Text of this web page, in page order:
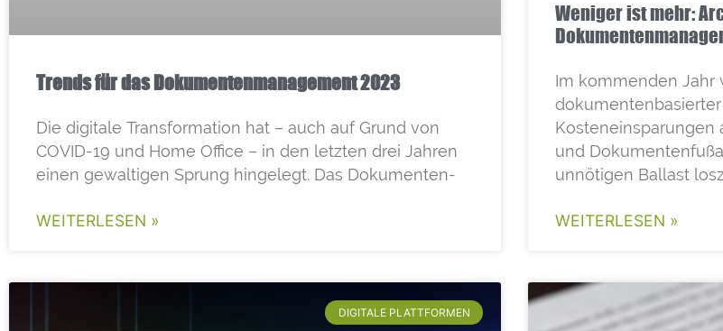
Trends für das Dokumentenmanagement 2023
Die digitale Transformation hat – auch auf Grund von
COVID-19 und Home Office – in den letzten drei Jahren
einen gewaltigen Sprung hingelegt. Das Dokumenten-
WEITERLESEN »
Weniger ist mehr:
Im kommenden Jahr
Kosteneinsparungen
und
unnötigen Ballast
WEITERLESEN »
DIGITALE PLATTFORMEN